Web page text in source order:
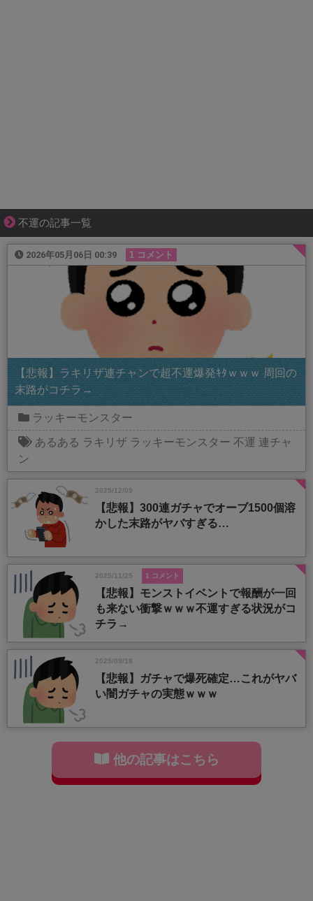
不運の記事一覧
2026年05月06日 00:39 1 コメント
【悲報】ラキリザ連チャンで超不運爆発ｷﾀｗｗｗ 周回の
末路がコチラ→
ラッキーモンスター
あるある ラキリザ ラッキーモンスター 不運 連チャ
ン
2025/12/09
【悲報】300連ガチャでオーブ1500個溶
かした末路がヤバすぎる…
2025/11/25 1 コメント
【悲報】モンストイベントで報酬が一回
も来ない衝撃ｗｗｗ不運すぎる状況がコ
チラ→
2025/09/18
【悲報】ガチャで爆死確定…これがヤバ
い闇ガチャの実態ｗｗｗ
他の記事はこちら